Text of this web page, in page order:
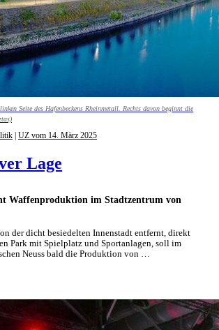
Seite des Hafenbeckens Rheinmetall. Rechts davon beginnt die
Waffenproduktion im Stadtzentrum von
Lage
| UZ vom 14. März 2025
der dicht besiedelten Innenstadt entfernt, direkt
Park mit Spielplatz und Sportanlagen, soll im
Neuss bald die Produktion von …